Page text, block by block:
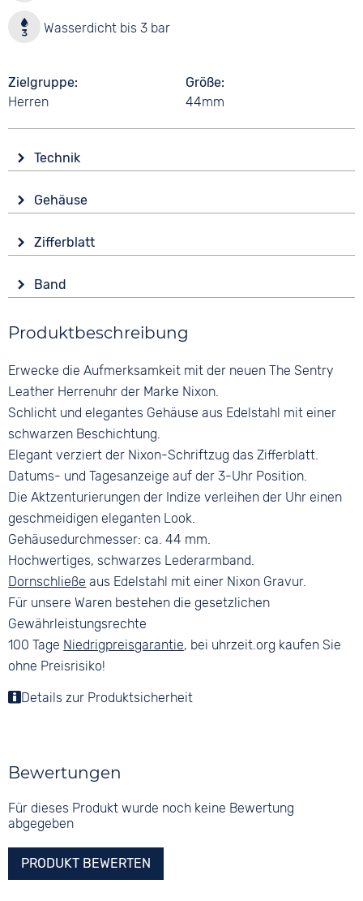
Wasserdicht bis 3 bar
Zielgruppe
Herren
Größe
44mm
Technik
Batterie (Quarz)
Wasserdicht
3 bar
Funktionen
Datumsanzeige
Gehäuse
Edelstahl
Form
Rund
Glas
Zifferblatt
Analog
Schwarz
Ziffern
Keine
Band
Glattleder
Farbe
Bandschließe
Dornschließe
Produktbeschreibung
Erwecke die Aufmerksamkeit mit der neuen The Sentry
Leather Herrenuhr der Marke Nixon.
Schlicht und elegantes Gehäuse aus Edelstahl mit einer
schwarzen Beschichtung.
Elegant verziert der Nixon-Schriftzug das Zifferblatt.
Datums- und Tagesanzeige auf der 3-Uhr Position.
Die Aktzenturierungen der Indize verleihen der Uhr einen
geschmeidigen eleganten Look.
Gehäusedurchmesser: ca. 44 mm.
Hochwertiges, schwarzes Lederarmband.
Dornschließe aus Edelstahl mit einer Nixon Gravur.
Für unsere Waren bestehen die gesetzlichen
Gewährleistungsrechte
100 Tage Niedrigpreisgarantie, bei uhrzeit.org kaufen Sie
ohne Preisrisiko!
Details zur Produktsicherheit
Bewertungen
Für dieses Produkt wurde noch keine Bewertung
abgegeben
PRODUKT BEWERTEN